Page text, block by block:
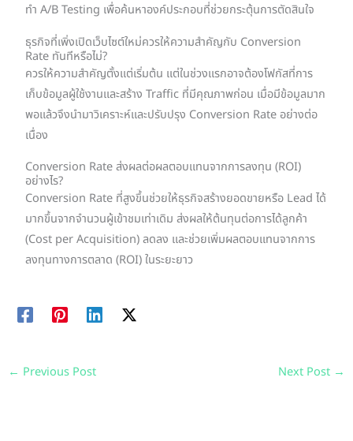
ทำ A/B Testing เพื่อค้นหาองค์ประกอบที่ช่วยกระตุ้นการตัดสินใจ
ธุรกิจที่เพิ่งเปิดเว็บไซต์ใหม่ควรให้ความสำคัญกับ Conversion
Rate ทันทีหรือไม่?
ควรให้ความสำคัญตั้งแต่เริ่มต้น แต่ในช่วงแรกอาจต้องโฟกัสที่การ
เก็บข้อมูลผู้ใช้งานและสร้าง Traffic ที่มีคุณภาพก่อน เมื่อมีข้อมูลมาก
พอแล้วจึงนำมาวิเคราะห์และปรับปรุง Conversion Rate อย่างต่อ
เนื่อง
Conversion Rate ส่งผลต่อผลตอบแทนจากการลงทุน (ROI)
อย่างไร?
Conversion Rate ที่สูงขึ้นช่วยให้ธุรกิจสร้างยอดขายหรือ Lead ได้
มากขึ้นจากจำนวนผู้เข้าชมเท่าเดิม ส่งผลให้ต้นทุนต่อการได้ลูกค้า
(Cost per Acquisition) ลดลง และช่วยเพิ่มผลตอบแทนจากการ
ลงทุนทางการตลาด (ROI) ในระยะยาว
← Previous Post Next Post →